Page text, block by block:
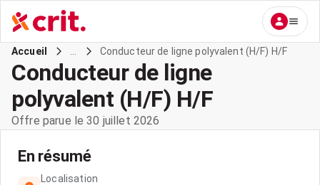
Accueil Conducteur de ligne polyvalent (H/F) H/F
Conducteur de ligne
polyvalent (H/F) H/F
Offre parue le 30 juillet 2026
En résumé
Localisation